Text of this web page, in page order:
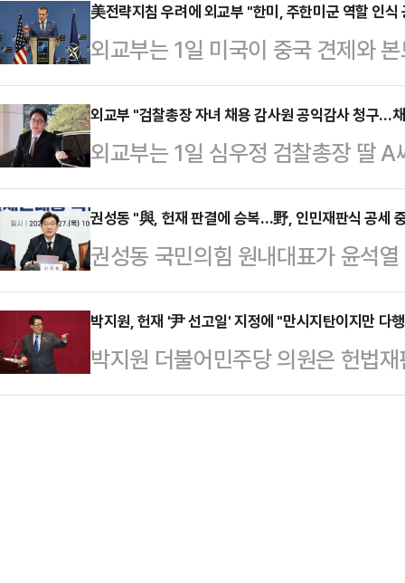
관측소(OP)를 방문한 자리에서 "우
수 있도록 보장하는 것이 우리 군
이 최전방 부대를 방문한 것은 지
이다.한 대행은 "최근 한반도의 안
한은 핵미사일 개발에 몰두하며 미
스템) 전파…
美전략지침 우려에 외교부 "한미, 주한미군 역할 인식
외교부는 1일 미국이 중국 견제와
의 위협을 억제하는 역할은 대부분
대해 "한미는 한반도 평화와 안정을
식을 공유 중"이라고 밝혔다.외교
로 확인되지 않은 사항에 대해 우리
이같이 밝혔다.이어 "앞으로도 굳
과 긴밀히 소통해 나갈 것"이라며 "
을 지속적으로 강…
외교부 "검찰총장 자녀 채용 감사원 공익감사 청구…
외교부는 1일 심우정 검찰총장 딸
사원에 공익 감사를 청구했다고 밝
"검찰총장 자녀의 외교부 공무직
객관적인 판단을 구하기 위해 오늘
다.이어 "감사원 감사 결과가 나올
정"이라고 덧붙였다.A씨는 외교부
응시해 서류 및 면접 전형절차를 통
채용 결정을 유보하는…
권성동 "與, 헌재 판결에 승복…野, 인민재판식 공세
권성동 국민의힘 원내대표가 윤석
지정한 헌법재판소의 결정에 대해
것"이라고 강조했다.권성동 원내대
당은 그동안 헌재에 조속한 선고기
에 기일을 잡은 것을 다행으로 생각
박지원, 헌재 '尹 선고일' 지정에 "만시지탄이지만 다
박지원 더불어민주당 의원은 헌법
판 사건 선고기일을 지정한 데 대해